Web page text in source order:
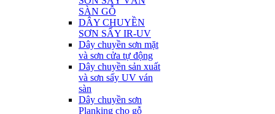
SÀN GỖ
DÂY CHUYỀN
SƠN SẤY IR-UV
Dây chuyền sơn mặt
và sơn cửa tự động
Dây chuyền sản xuất
và sơn sấy UV ván
sàn
Dây chuyền sơn
Planking cho gỗ